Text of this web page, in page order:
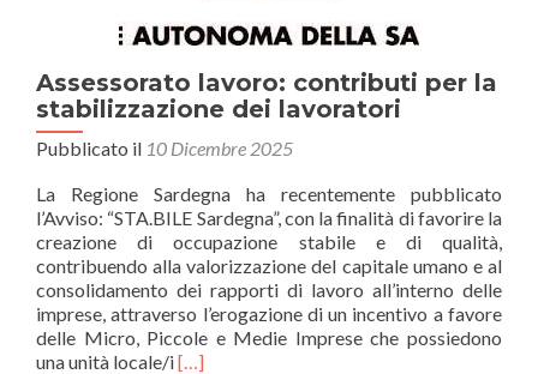
elettronici
Assessorato lavoro: contributi per la
stabilizzazione dei lavoratori
Pubblicato il 10 Dicembre 2025
La Regione Sardegna ha recentemente pubblicato
l’Avviso: “STA.BILE Sardegna”, con la finalità di favorire la
creazione di occupazione stabile e di qualità,
contribuendo alla valorizzazione del capitale umano e al
consolidamento dei rapporti di lavoro all’interno delle
imprese, attraverso l’erogazione di un incentivo a favore
delle Micro, Piccole e Medie Imprese che possiedono
una unità locale/iLeggi
[…]